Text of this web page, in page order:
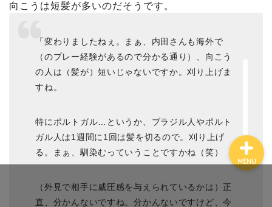
向こうは短髪が多いのだそうです。
「変わりましたねぇ。まぁ、内田さんも海外で
（のプレー経験があるので分かる通り）、向こう
の人は（髪が）短いじゃないですか。刈り上げま
すね。
特にポルトガル…というか、ブラジル人やポルト
ガル人は1週間に1回は髪を切るので。刈り上げ
る。まぁ、馴染むっていうことですかね（笑）
（外見で相手に威圧感を与えられているかは）正
直、分かんないですね。分かんないですけど、今
MENU
プロフィール
お問い合わせ